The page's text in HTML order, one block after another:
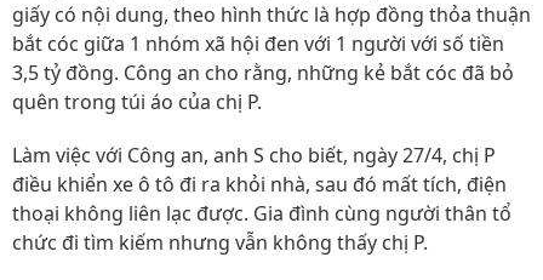
giấy có nội dung, theo hình thức là hợp đồng thỏa thuận
bắt cóc giữa 1 nhóm xã hội đen với 1 người với số tiền
3,5 tỷ đồng. Công an cho rằng, những kẻ bắt cóc đã bỏ
quên trong túi áo của chị P.
Làm việc với Công an, anh S cho biết, ngày 27/4, chị P
điều khiển xe ô tô đi ra khỏi nhà, sau đó mất tích, điện
thoại không liên lạc được. Gia đình cùng người thân tổ
chức đi tìm kiếm nhưng vẫn không thấy chị P.